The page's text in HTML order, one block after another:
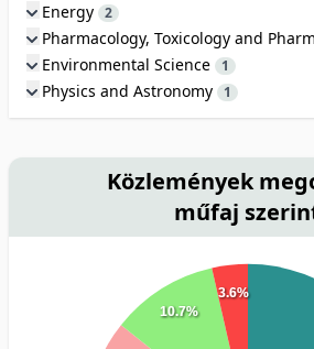
Energy 2
Pharmacology, Toxicology and
Environmental Science 1
Physics and Astronomy 1
Közlemények
műfaj
10.7%
3.6%